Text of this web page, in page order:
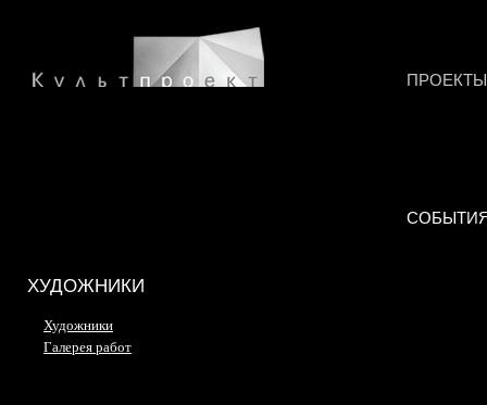
ПРОЕКТЫ
ХУДОЖНИКИ
Художники
Галерея работ